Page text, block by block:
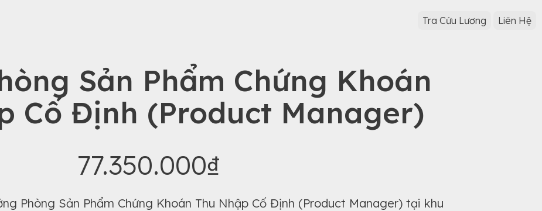
Tra Cứu Lương Liên Hệ
Sản Phẩm Chứng Khoán
Cố Định (Product Manager)
77.350.000₫
Phòng Sản Phẩm Chứng Khoán Thu Nhập Cố Định (Product Manager) tại khu